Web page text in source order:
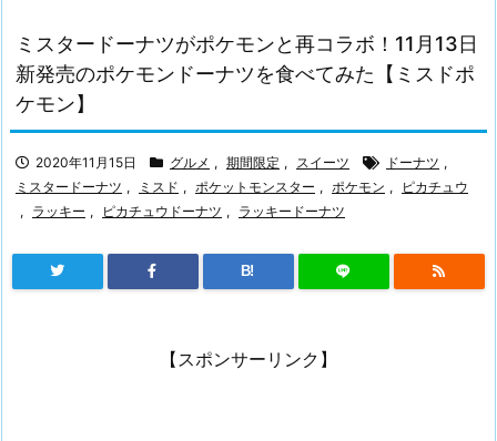
ミスタードーナツがポケモンと再コラボ！11月13日
新発売のポケモンドーナツを食べてみた【ミスドポ
ケモン】
2020年11月15日 グルメ , 期間限定 , スイーツ ドーナツ ,
ミスタードーナツ , ミスド , ポケットモンスター , ポケモン ,
ピカチュウ
, ラッキー , ピカチュウドーナツ , ラッキードーナツ
B!
【スポンサーリンク】